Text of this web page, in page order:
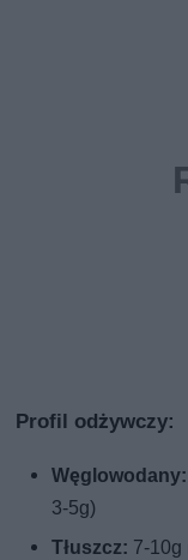
Profil odżywczy:
Węglowodany:
3-5g)
Tłuszcz: 7-10g